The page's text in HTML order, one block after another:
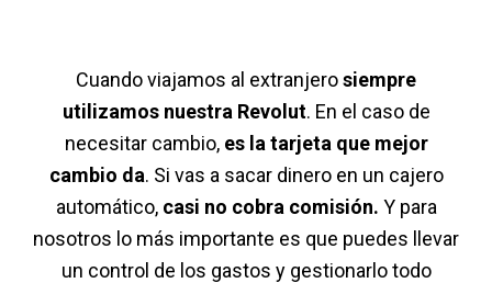
Cuando viajamos al extranjerosiempre
utilizamos nuestra Revolut. En el caso de
necesitar cambio, es la tarjeta que mejor
cambio da. Si vas a sacar dinero en un cajero
automático, casi no cobra comisión. Y para
nosotros lo más importante es que puedes llevar
un control de los gastos y gestionarlo todo